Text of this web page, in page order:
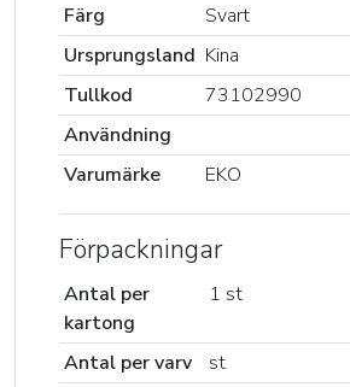
Färg
Svart
Ursprungsland Kina
Tullkod
73102990
Användning
Varumärke
EKO
Förpackningar
Antal per
kartong
1 st
Antal per varv
st